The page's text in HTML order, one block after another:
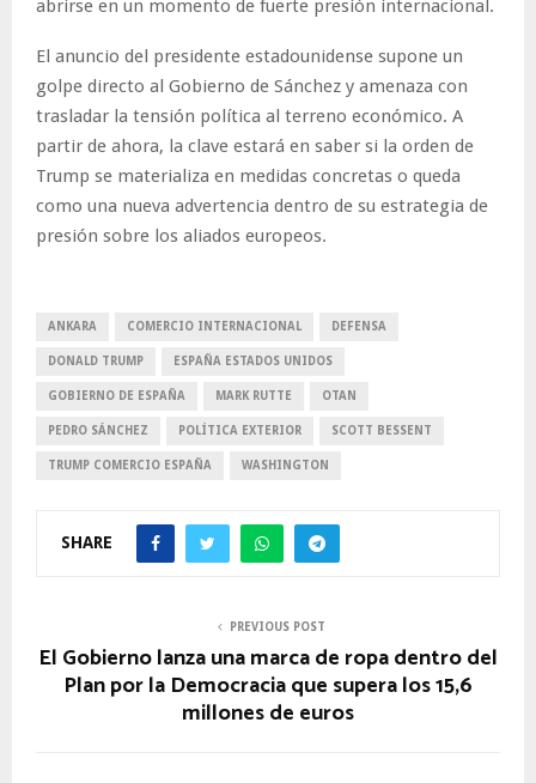
abrirse en un momento de fuerte presión internacional.
El anuncio del presidente estadounidense supone un
golpe directo al Gobierno de Sánchez y amenaza con
trasladar la tensión política al terreno económico. A
partir de ahora, la clave estará en saber si la orden de
Trump se materializa en medidas concretas o queda
como una nueva advertencia dentro de su estrategia de
presión sobre los aliados europeos.
ANKARA COMERCIO INTERNACIONAL DEFENSA
DONALD TRUMP ESPAÑA ESTADOS UNIDOS
GOBIERNO DE ESPAÑA MARK RUTTE OTAN
PEDRO SÁNCHEZ POLÍTICA EXTERIOR SCOTT BESSENT
TRUMP COMERCIO ESPAÑA WASHINGTON
SHARE
PREVIOUS POST
El Gobierno lanza una marca de ropa dentro del
Plan por la Democracia que supera los 15,6
millones de euros